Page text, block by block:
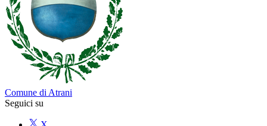
Comune di Atrani
Seguici su